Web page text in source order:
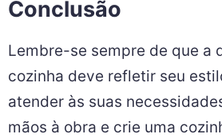
Conclusão
Lembre-se sempre de que a
cozinha deve refletir seu
atender às suas
mãos à obra e crie uma